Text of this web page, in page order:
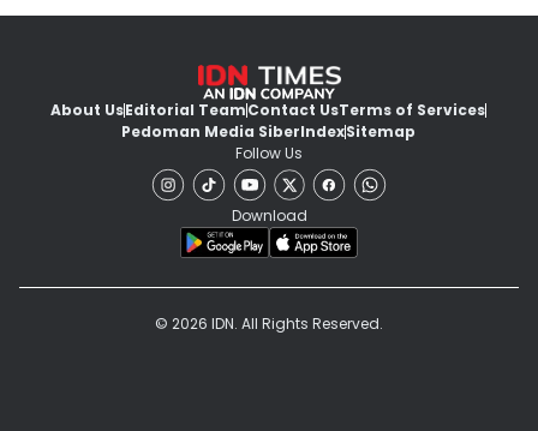
About UsEditorial TeamContact UsTerms of Services
Pedoman Media SiberIndexSitemap
Follow Us
Download
© 2026 IDN. All Rights Reserved.